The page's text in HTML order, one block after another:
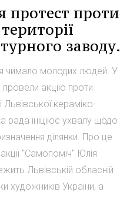
протест проти
заводу.
чимало молодих людей. У
провели акцію проти
кераміко-
рада ініціює ухвалу щодо
ділянки. Про це
"Самопоміч" Юлія
Львівській обласній
художників України, а